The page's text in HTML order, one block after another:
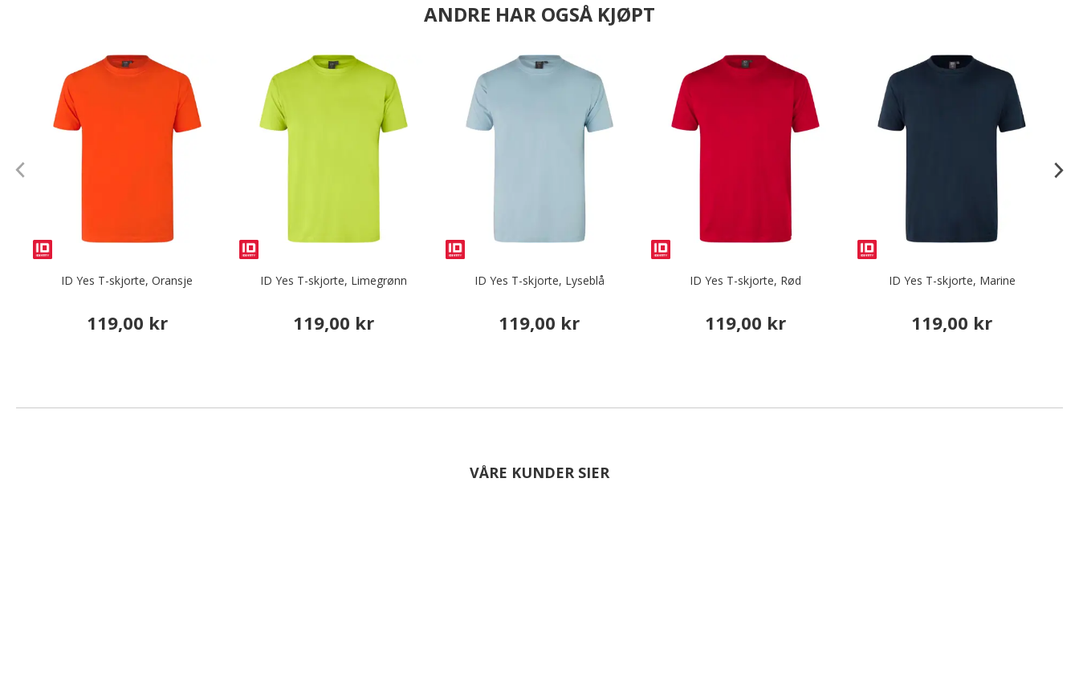
ANDRE HAR OGSÅ KJØPT
ID Yes T-skjorte, Oransje
119,00 kr
ID Yes T-skjorte, Limegrønn
119,00 kr
ID Yes T-skjorte, Lyseblå
119,00 kr
ID Yes T-skjorte, Rød
119,00 kr
ID Yes T-skjorte, Marine
119,00 kr
VÅRE KUNDER SIER